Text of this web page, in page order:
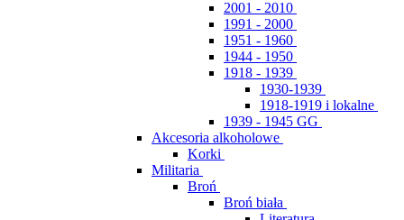
2001 - 2010
1991 - 2000
1951 - 1960
1944 - 1950
1918 - 1939
1930-1939
1918-1919 i lokalne
1939 - 1945 GG
Akcesoria alkoholowe
Korki
Militaria
Broń
Broń biała